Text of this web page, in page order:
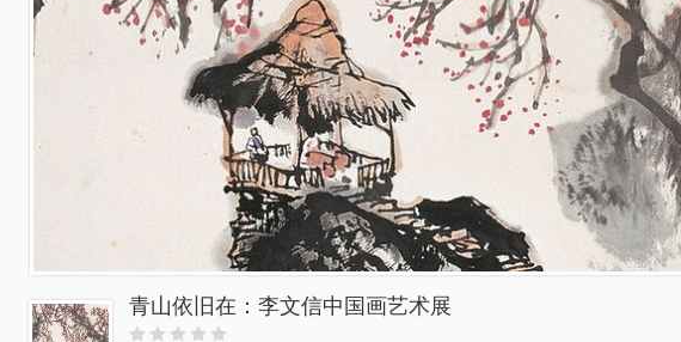
青山依旧在：李文信中国画艺术展